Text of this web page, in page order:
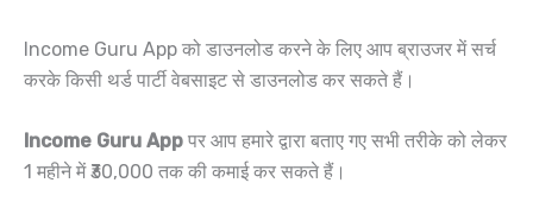
Income Guru App को डाउनलोड करने के लिए आप ब्राउजर में सर्च
करके किसी थर्ड पार्टी वेबसाइट से डाउनलोड कर सकते हैं।
Income Guru App पर आप हमारे द्वारा बताए गए सभी तरीके को लेकर
1 महीने में ₹30,000 तक की कमाई कर सकते हैं।